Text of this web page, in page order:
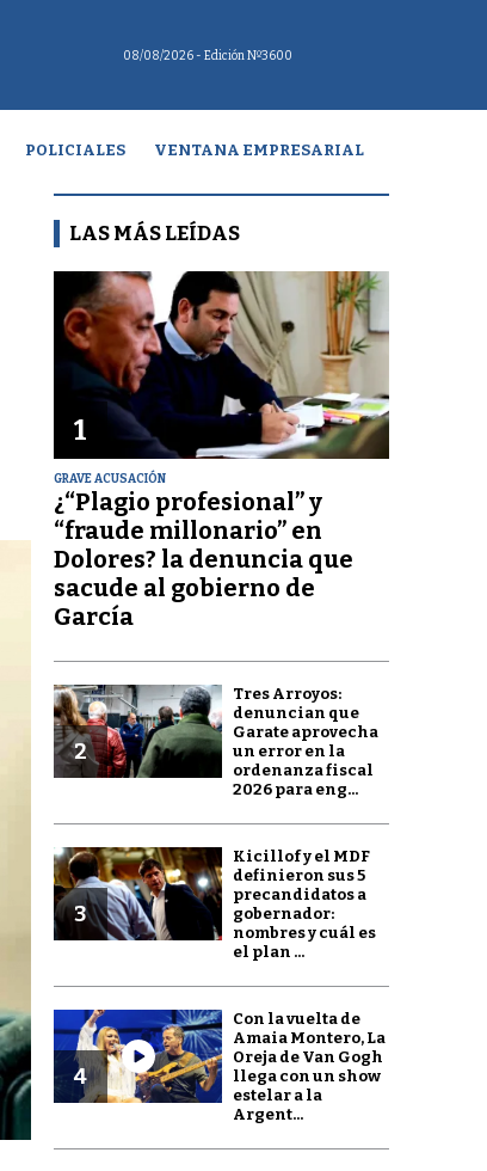
08/08/2026 - Edición Nº3600
POLICIALES VENTANA EMPRESARIAL
LAS MÁS LEÍDAS
1
GRAVE ACUSACIÓN
¿“Plagio profesional” y
“fraude millonario” en
Dolores? la denuncia que
sacude al gobierno de
García
2
Tres Arroyos:
denuncian que
Garate aprovecha
un error en la
ordenanza fiscal
2026 para eng...
3
Kicillof y el MDF
definieron sus 5
precandidatos a
gobernador:
nombres y cuál es
el plan ...
4
Con la vuelta de
Amaia Montero, La
Oreja de Van Gogh
llega con un show
estelar a la
Argent...